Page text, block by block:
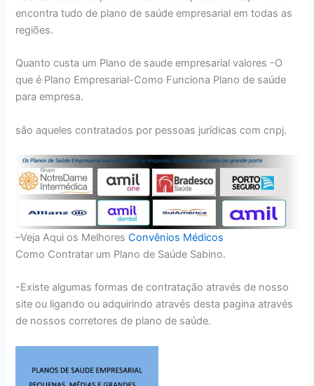
encontra tudo de plano de saúde empresarial em todas as
regiões.
Quanto custa um Plano de saude empresarial valores -O
que é Plano Empresarial-Como Funciona Plano de saúde
para empresa.
são aqueles contratados por pessoas jurídicas com cnpj.
–Veja Aqui os MelhoresConvênios Médicos
Como Contratar um Plano de Saúde Sabino.
-Existe algumas formas de contratação através de nosso
site ou ligando ou adquirindo através desta pagina através
de nossos corretores de plano de saúde.